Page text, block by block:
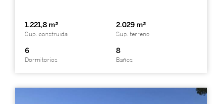
1.221,8 m²
Sup. construida
2.029 m²
Sup. terreno
6
Dormitorios
8
Baños